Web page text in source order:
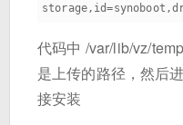
代码中 /var/lib/vz/
是上传的路径，然后
接安装